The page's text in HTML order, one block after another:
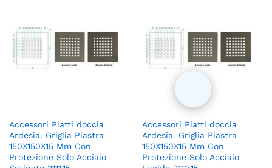
Accessori Piatti doccia
Ardesia. Griglia Piastra
150X150X15 Mm Con
Protezione Solo Acciaio
Accessori Piatti doccia
Ardesia. Griglia Piastra
150X150X15 Mm Con
Protezione Solo Acciaio